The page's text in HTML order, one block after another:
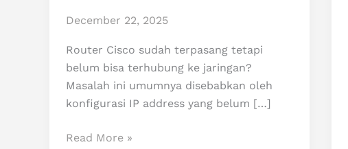
December 22, 2025
Router Cisco sudah terpasang tetapi
belum bisa terhubung ke jaringan?
Masalah ini umumnya disebabkan oleh
konfigurasi IP address yang belum […]
Read More »